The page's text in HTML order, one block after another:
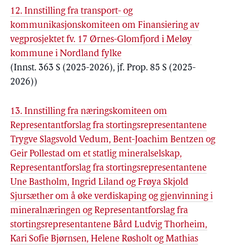
12. Innstilling fra transport- og
kommunikasjonskomiteen om Finansiering av
vegprosjektet fv. 17 Ørnes-Glomfjord i Meløy
kommune i Nordland fylke
(Innst. 363 S (2025-2026), jf. Prop. 85 S (2025-
2026))
13. Innstilling fra næringskomiteen om
Representantforslag fra stortingsrepresentantene
Trygve Slagsvold Vedum, Bent-Joachim Bentzen og
Geir Pollestad om et statlig mineralselskap,
Representantforslag fra stortingsrepresentantene
Une Bastholm, Ingrid Liland og Frøya Skjold
Sjursæther om å øke verdiskaping og gjenvinning i
mineralnæringen og Representantforslag fra
stortingsrepresentantene Bård Ludvig Thorheim,
Kari Sofie Bjørnsen, Helene Røsholt og Mathias